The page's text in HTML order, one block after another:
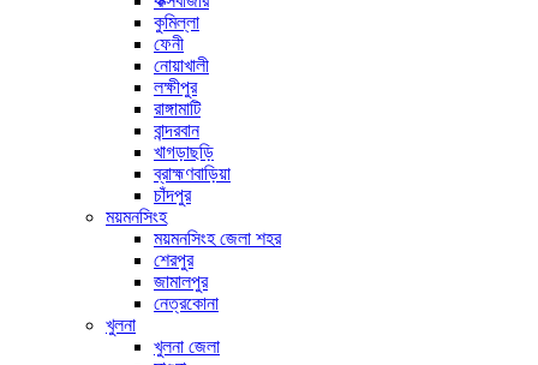
কুমিল্লা
ফেনী
নোয়াখালী
লক্ষীপুর
রাঙ্গামাটি
বান্দরবান
খাগড়াছড়ি
ব্রাহ্মণবাড়িয়া
চাঁদপুর
ময়মনসিংহ
ময়মনসিংহ জেলা শহর
শেরপুর
জামালপুর
নেত্রকোনা
খুলনা
খুলনা জেলা